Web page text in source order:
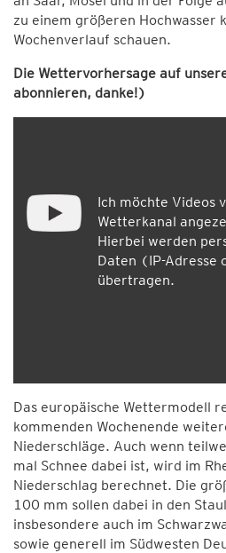
zu einem größeren Hochwasser
Wochenverlauf schauen.
Die Wettervorhersage auf
abonnieren, danke!)
Ich möchte Videos
Wetterkanal
Hierbei werden
Daten (IP-Adresse
übertragen.
Das europäische Wettermodell
kommenden Wochenende
Niederschläge. Auch wenn
mal Schnee dabei ist, wird im
Niederschlag berechnet. Die
100 mm sollen dabei in den
insbesondere auch im
sowie generell im Südwesten